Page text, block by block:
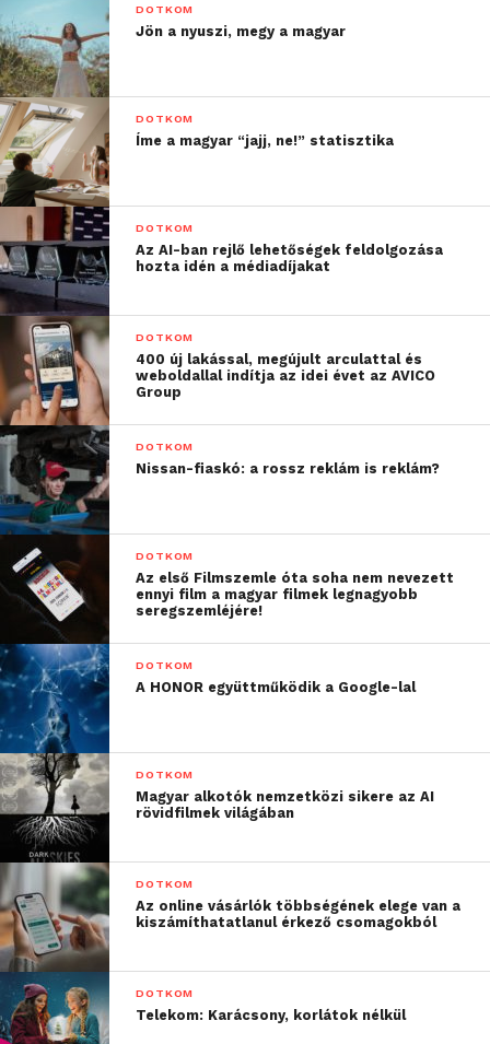
DOTKOM
Jön a nyuszi, megy a magyar
DOTKOM
Íme a magyar “jajj, ne!” statisztika
DOTKOM
Az AI-ban rejlő lehetőségek feldolgozása
hozta idén a médiadíjakat
DOTKOM
400 új lakással, megújult arculattal és
weboldallal indítja az idei évet az AVICO
Group
DOTKOM
Nissan-fiaskó: a rossz reklám is reklám?
DOTKOM
Az első Filmszemle óta soha nem nevezett
ennyi film a magyar filmek legnagyobb
seregszemléjére!
DOTKOM
A HONOR együttműködik a Google-lal
DOTKOM
Magyar alkotók nemzetközi sikere az AI
rövidfilmek világában
DOTKOM
Az online vásárlók többségének elege van a
kiszámíthatatlanul érkező csomagokból
DOTKOM
Telekom: Karácsony, korlátok nélkül